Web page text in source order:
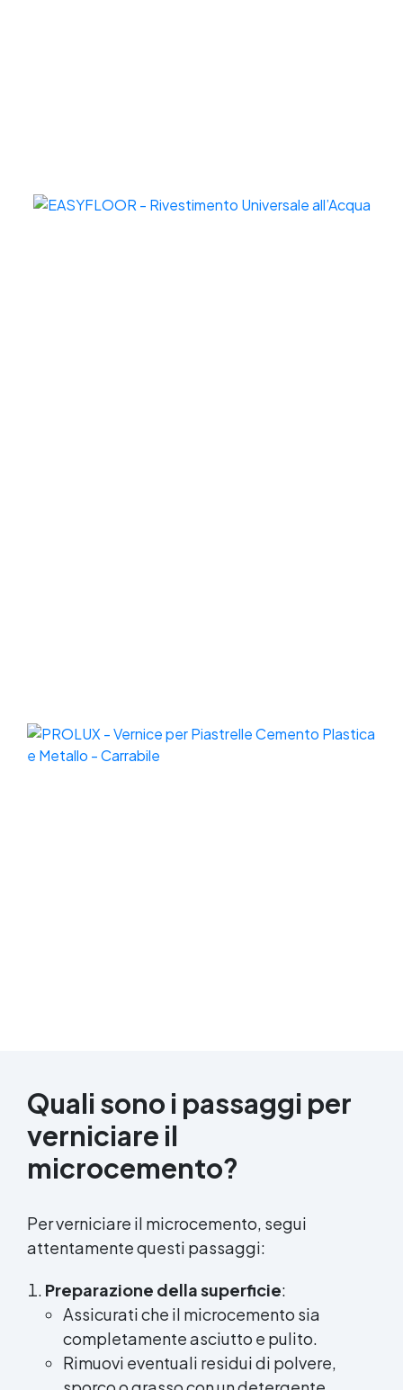
Quali sono i passaggi per
verniciare il
microcemento?
Per verniciare il microcemento, segui
attentamente questi passaggi:
Preparazione della superficie:
Assicurati che il microcemento sia
completamente asciutto e pulito.
Rimuovi eventuali residui di polvere,